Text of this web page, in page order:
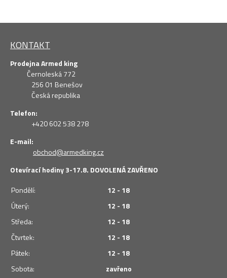
KONTAKT
Prodejna Armed king
Černoleská 772
256 01 Benešov
Česká republika
Telefon:
+420 602 538 278
E-mail:
obchod@armedking.cz
Otevírací hodiny 3-17.8. DOVOLENÁ ZAVŘENO
Pondělí:
12 - 18
Úterý:
12 - 18
Středa:
12 - 18
Čtvrtek:
12 - 18
Pátek:
12 - 18
Sobota:
zavřeno